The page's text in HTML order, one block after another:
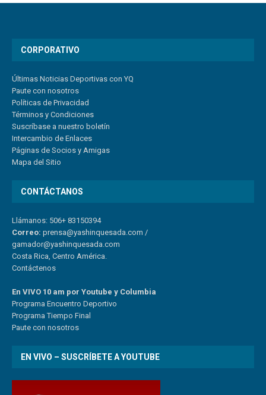
CORPORATIVO
Últimas Noticias Deportivas con YQ
Paute con nosotros
Políticas de Privacidad
Términos y Condiciones
Suscríbase a nuestro boletín
Intercambio de Enlaces
Páginas de Socios y Amigas
Mapa del Sitio
CONTÁCTANOS
Llámanos: 506+ 83150394
Correo: prensa@yashinquesada.com /
gamador@yashinquesada.com
Costa Rica, Centro América.
Contáctenos
En VIVO 10 am por Youtube y Columbia
Programa Encuentro Deportivo
Programa Tiempo Final
Paute con nosotros
EN VIVO – SUSCRÍBETE A YOUTUBE